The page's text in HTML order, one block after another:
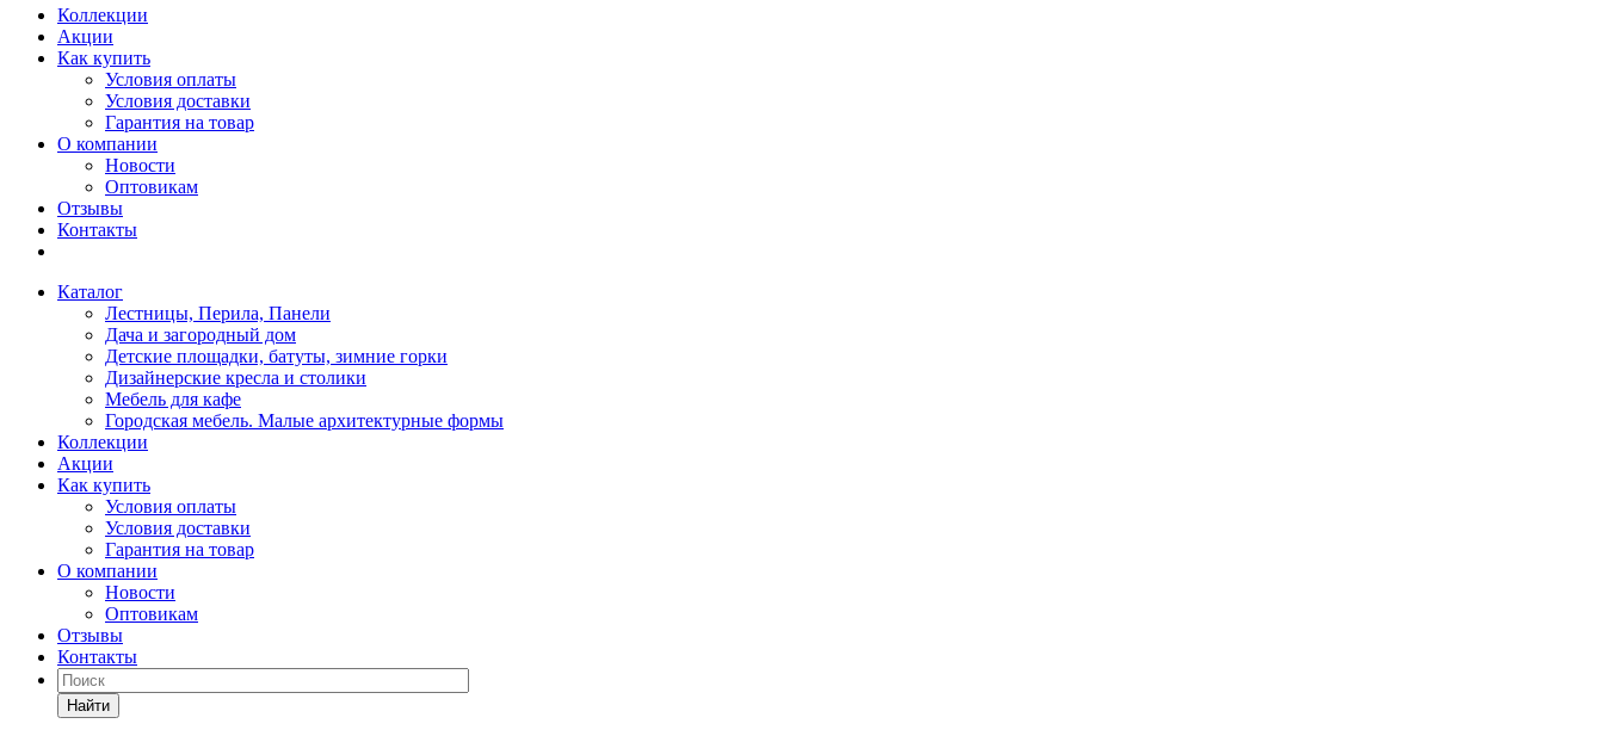
Коллекции
Акции
Как купить
Условия оплаты
Условия доставки
Гарантия на товар
О компании
Новости
Оптовикам
Отзывы
Контакты
Каталог
Лестницы, Перила, Панели
Дача и загородный дом
Детские площадки, батуты, зимние горки
Дизайнерские кресла и столики
Мебель для кафе
Городская мебель. Малые архитектурные формы
Коллекции
Акции
Как купить
Условия оплаты
Условия доставки
Гарантия на товар
О компании
Новости
Оптовикам
Отзывы
Контакты
Найти